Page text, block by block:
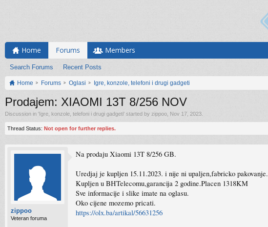
Home Forums
Search Forums Recent Posts
Members
Home Forums Oglasi Igre, konzole, telefoni i drugi gadgeti
Prodajem: XIAOMI 13T 8/256 NOV
Discussion in 'Igre, konzole, telefoni i drugi gadgeti' started by zippoo Nov 17, 2023
Thread Status: Not open for further replies.
zippoo
Veteran foruma
Na prodaju Xiaomi 13T 8/256 GB.
Uredjaj je kupljen 15.11.2023. i nije ni upaljen,fabricko pakovanje.
Kupljen u BHTelecomu,garancija 2 godine.Placen 1318KM
Sve informacije i slike imate na oglasu.
Oko cijene mozemo pricati.
https://olx.ba/artikal/56631256